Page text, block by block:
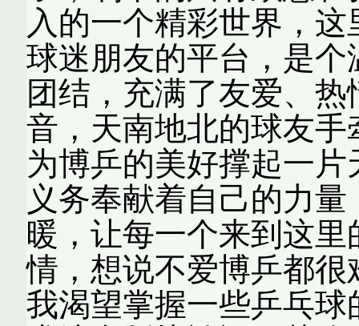
入的一个精彩世界，
球迷朋友的平台，是
团结，充满了友爱、
音，天南地北的球友
为博乒的美好撑起一
义务奉献着自己的力
暖，让每一个来到这
情，想说不爱博乒都
我渴望掌握一些乒乓